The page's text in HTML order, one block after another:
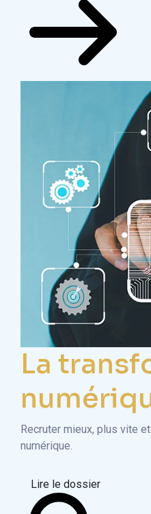
La
Recruter mieux, plus vite
numérique.
Lire le dossier